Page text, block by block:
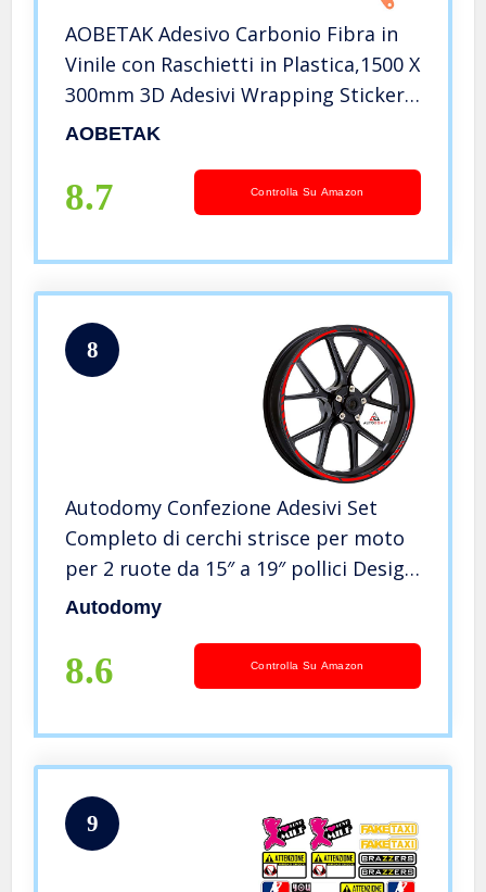
AOBETAK Adesivo Carbonio Fibra in
Vinile con Raschietti in Plastica,1500 X
300mm 3D Adesivi Wrapping Sticker
per Auto e Moto Fai-da-Te,
Texture 3D, Nero Opaco
AOBETAK
8.7 Controlla Su Amazon
8
Autodomy Confezione Adesivi Set
Completo di cerchi strisce per moto
per 2 ruote da 15″ a 19″ pollici Design
sportivo (Rosso)
Autodomy
8.6 Controlla Su Amazon
9